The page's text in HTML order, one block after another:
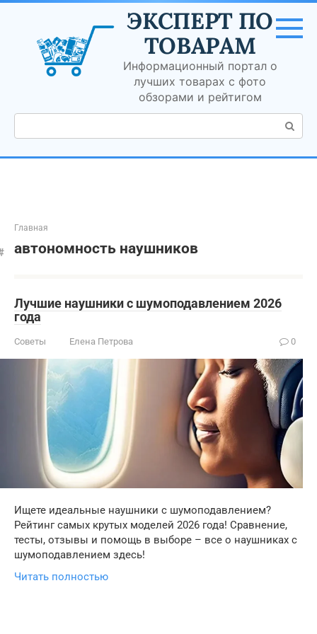
Перейти
контенту
ЭКСПЕРТ ПО
ТОВАРАМ
Информационный портал о
лучших товарах с фото
обзорами и рейтигом
Поиск:
Главная
автономность наушников
Лучшие наушники с шумоподавлением 2026
года
Советы Елена Петрова 0
Ищете идеальные наушники с шумоподавлением?
Рейтинг самых крутых моделей 2026 года! Сравнение,
тесты, отзывы и помощь в выборе – все о наушниках с
шумоподавлением здесь!
Читать полностью